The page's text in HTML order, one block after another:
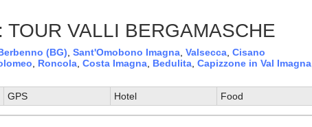
VALLI BERGAMASCHE
(BG) Sant'Omobono Imagna Valsecca Cisano
Roncola Costa Imagna Bedulita Capizzone in Val Imagna
GPS Hotel Food